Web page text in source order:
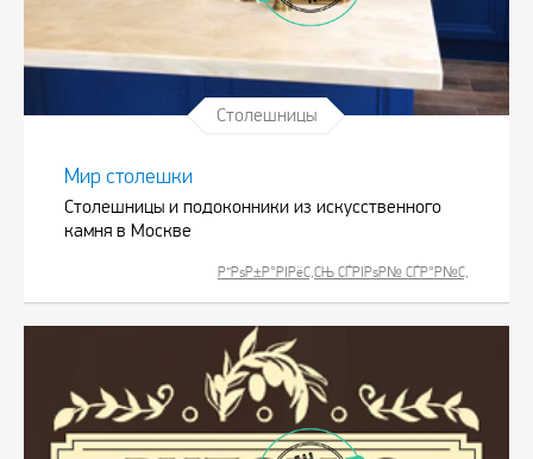
Столешницы
Мир столешки
Столешницы и подоконники из искусственного
камня в Москве
Р”РѕР±Р°РІРёС‚СЊ СЃРІРѕР№ СЃР°Р№С‚